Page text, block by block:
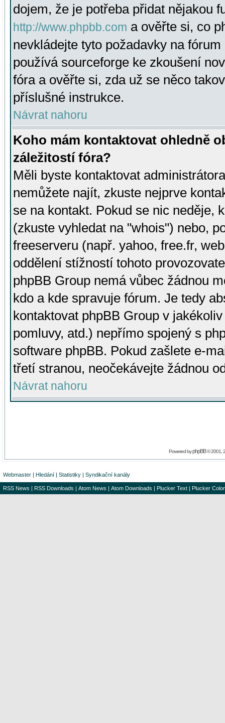
dojem, že je potřeba přidat nějakou
http://www.phpbb.com a ověřte si, co
nevkládejte tyto požadavky na
používá sourceforge ke zkoušení
fóra a ověřte si, zda už se něco
příslušné instrukce.
Návrat nahoru
Koho mám kontaktovat ohledně
záležitostí fóra?
Měli byste kontaktovat
nemůžete najít, zkuste nejprve
se na kontakt. Pokud se nic neděje,
(zkuste vyhledat na "whois") nebo,
freeserveru (např. yahoo, free.fr,
oddělení stížností tohoto
phpBB Group nemá vůbec žádnou
kdo a kde spravuje fórum. Je tedy
kontaktovat phpBB Group v
pomluvy, atd.) nepřímo spojený s
software phpBB. Pokud zašlete e-
třetí stranou, neočekávejte žádnou
Návrat nahoru
Powered byphpBB© 2001,
Webmaster | Hledání | Statistiky | Syndikační kanály
RSS News | RSS Downloads | Atom News | Atom Downloads | Plucker Text | Plucker Color